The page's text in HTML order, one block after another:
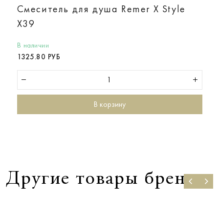
Смеситель для душа Remer X Style
X39
В наличии
1325.80 РУБ
В корзину
Другие товары бренда